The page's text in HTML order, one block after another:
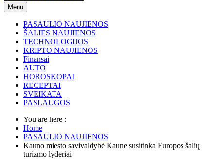
Menu
PASAULIO NAUJIENOS
ŠALIES NAUJIENOS
TECHNOLOGIJOS
KRIPTO NAUJIENOS
Finansai
AUTO
HOROSKOPAI
RECEPTAI
SVEIKATA
PASLAUGOS
You are here :
Home
PASAULIO NAUJIENOS
Kauno miesto savivaldybė Kaune susitinka Europos šalių
turizmo lyderiai